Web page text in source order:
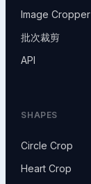
Image Cropper
批次裁剪
API
SHAPES
Circle Crop
Heart Crop